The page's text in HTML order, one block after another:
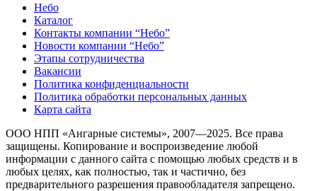
Небо
Каталог
Контакты компании “Небо”
Новости компании “Небо”
Этапы сотрудничества
Вакансии
Политика конфиденциальности
Политика обработки персональных данных
Карта сайта
ООО НПП «Ангарные системы», 2007—2025. Все права
защищены. Копирование и воспроизведение любой
информации с данного сайта с помощью любых средств и в
любых целях, как полностью, так и частично, без
предварительного разрешения правообладателя запрещено.